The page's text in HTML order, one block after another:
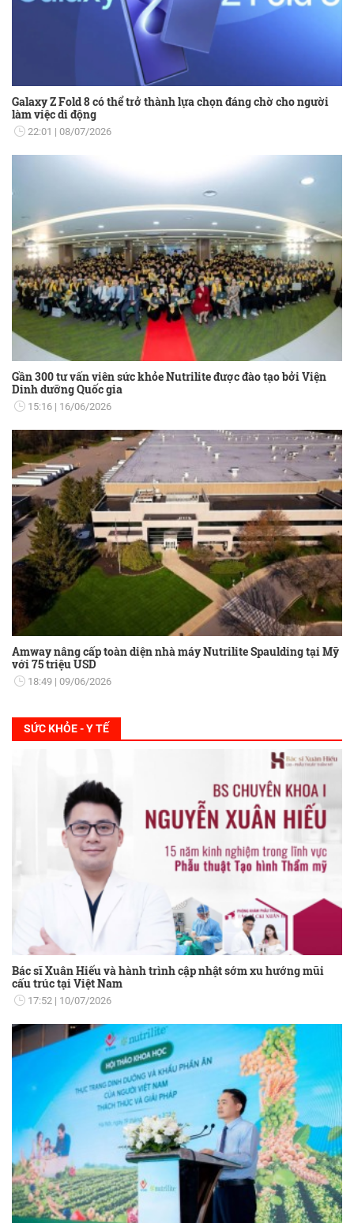
Galaxy Z Fold 8 có thể trở thành lựa chọn đáng chờ cho người
làm việc di động
22:01 08/07/2026
Gần 300 tư vấn viên sức khỏe Nutrilite được đào tạo bởi Viện
Dinh dưỡng Quốc gia
15:16 16/06/2026
Amway nâng cấp toàn diện nhà máy Nutrilite Spaulding tại Mỹ
với 75 triệu USD
18:49 09/06/2026
SỨC KHỎE - Y TẾ
Bác sĩ Xuân Hiếu và hành trình cập nhật sớm xu hướng mũi
cấu trúc tại Việt Nam
17:52 10/07/2026